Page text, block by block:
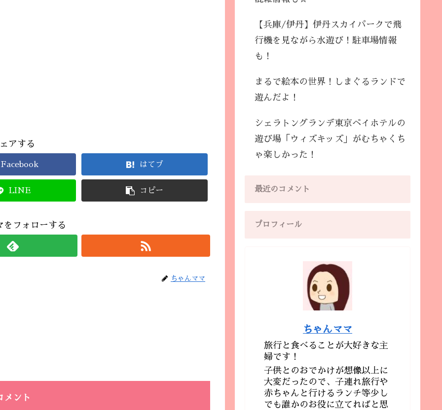
アする
Facebook はてブ
LINE コピー
をフォローする
ちゃんママ
メント
【兵庫/伊丹】伊丹スカイパークで飛
行機を見ながら水遊び！駐車場情報
も！
まるで絵本の世界！しまぐるランドで
遊んだよ！
シェラトングランデ東京ベイホテルの
遊び場「ウィズキッズ」がむちゃくち
ゃ楽しかった！
最近のコメント
プロフィール
ちゃんママ
旅行と食べることが大好きな主
婦です！
子供とのおでかけが想像以上に
大変だったので、子連れ旅行や
赤ちゃんと行けるランチ等少し
でも誰かのお役に立てればと思